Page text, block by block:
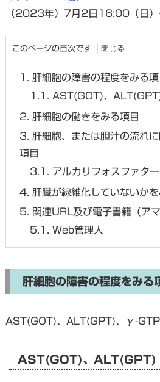
（2023年）7月2日16:00（日
このページの目次です
1.
肝細胞の障害の程度をみる項
1.1.
AST(GOT)、
2.
肝細胞の働きをみる項目
3.
肝細胞、または胆汁の流れ
項目
3.1.
アルカリフォスファタ
4.
肝臓が線維化していないか
5.
関連URL及び電子書籍（ア
5.1.
Web管理人
肝細胞の障害の程度をみる
AST(GOT)、ALT(GPT)、γ-GTP
AST(GOT)、ALT(GPT)